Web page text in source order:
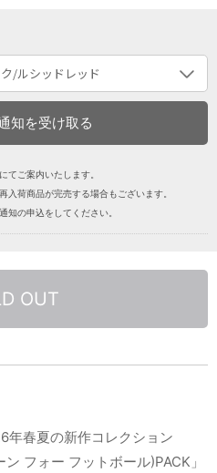
てご案内いたします。
荷商品が完売する場合もございます。
知の申込をしてください。
OUT
年春夏の新作コレクション
ン フォー フットボール)PACK」